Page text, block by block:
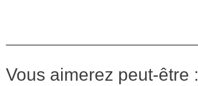
Vous aimerez peut-être :